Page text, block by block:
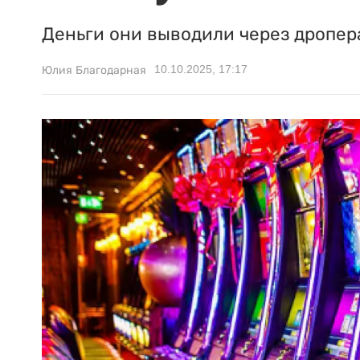
Деньги они выводили через
Юлия Благодарная 10.10.2025, 17:17